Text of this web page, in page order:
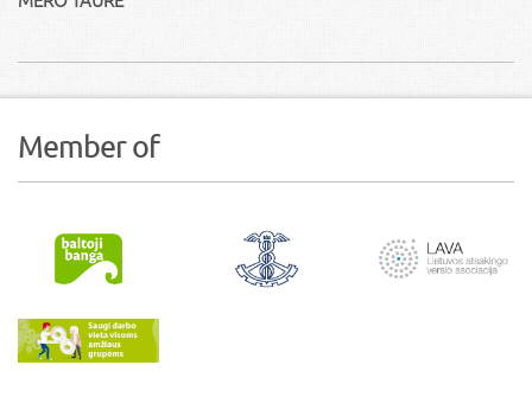
Member of